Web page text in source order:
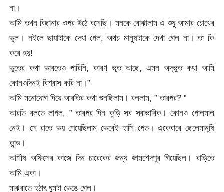
না।
আমি তখন বিছানার ওপর উঠে বসেছি। মনকে বোঝালাম এ শুধু আমার চোখের
ভুল। নইলে ছায়াটাকে দেখা গেল, অথচ মানুষটাকে দেখা গেল না। তা কি
করে হয়!
ভূতের কথা ভাবতেও পারিনি, কারণ ভূত আছে, এমন অদ্ভুত কথা আমি
কোনওদিনই বিশ্বাস করি না।”
আমি মনোযোগ দিয়ে আরতির কথা শুনছিলাম। বললাম, ” তারপর? ”
আরতি বলতে লাগল, ” তারপর দিন কুড়ি সব স্বাভাবিক। কোনও গোলমাল
নেই। সে রাতে ভয় পেয়েছিলাম ভেবেই হাসি পেত। একেবারে ছেলেমানুষি
কান্ড।
আশীষ অফিসের কাজে দিন চারেকের জন্য জামশেদপুর গিয়েছিল। বাড়িতে
আমি একা।
মাঝরাতে হঠাৎ ঘুমটা ভেঙে গেল।